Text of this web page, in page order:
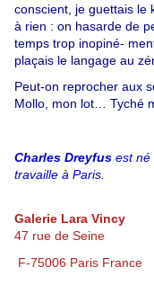
conscient, je guettais le
à rien : on hasarde de
temps trop inopiné-
plaçais le langage au
Peut-on reprocher aux
Mollo, mon lot… Tyché
Charles Dreyfus est né
travaille à Paris.
Galerie Lara Vincy
47 rue de Seine
F-75006 Paris France